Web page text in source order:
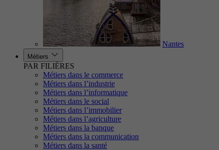
Nantes
Métiers
PAR FILIÈRES
Métiers dans le commerce
Métiers dans l’industrie
Métiers dans l’informatique
Métiers dans le social
Métiers dans l’immobilier
Métiers dans l’agriculture
Métiers dans la banque
Métiers dans la communication
Métiers dans la santé